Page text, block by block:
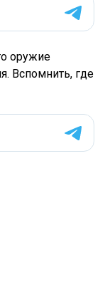
оружие
Вспомнить, где